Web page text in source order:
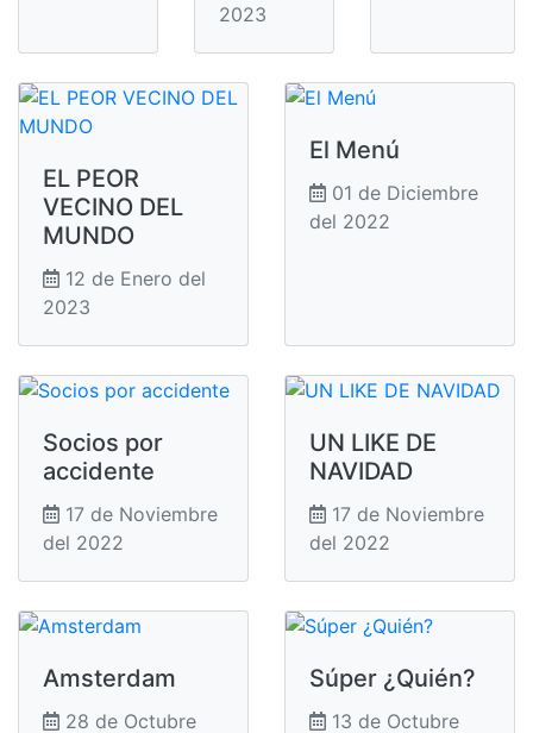
2023
EL PEOR
VECINO DEL
MUNDO
12 de Enero del
2023
El Menú
01 de Diciembre
del 2022
Socios por
accidente
17 de Noviembre
del 2022
UN LIKE DE
NAVIDAD
17 de Noviembre
del 2022
Amsterdam
28 de Octubre
Súper ¿Quién?
13 de Octubre